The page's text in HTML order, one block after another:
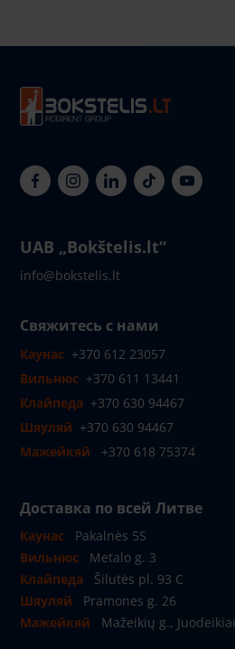
UAB „Bokštelis.lt“
info@bokstelis.lt
Свяжитесь с нами
Каунас +370 612 23057
Вильнюс +370 611 13441
Клайпеда +370 630 94467
Шяуляй +370 630 94467
Мажейкяй
+370 618 75374
Доставка по всей Литве
Каунас
Pakalnės 5S
Вильнюс
Metalo g. 3
Клайпеда
Šilutės pl. 93 C
Шяуляй
Pramones g. 26
Мажейкяй
Mažeikių g., Juodeikiai